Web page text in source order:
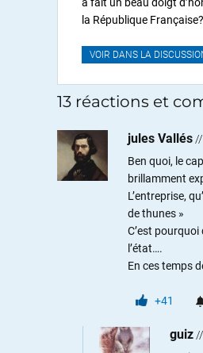
la République Française?
VOIR DANS LA
13 réactions et
jules Vallés //
Ben quoi, le
brillamment
L’entreprise,
de thunes »
C’est
l’état….
En ces temps
+41
guiz //